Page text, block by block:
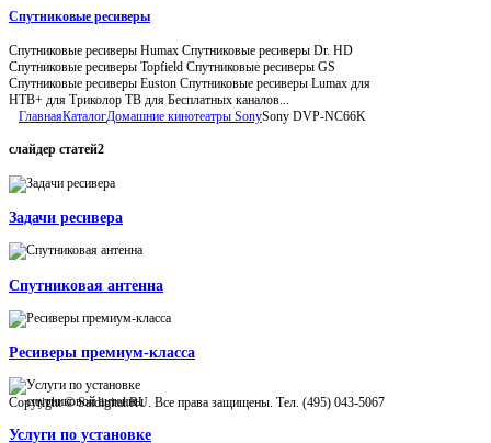
Спутниковые ресиверы
Спутниковые ресиверы Humax Спутниковые ресиверы Dr. HD
Спутниковые ресиверы Topfield Спутниковые ресиверы GS
Спутниковые ресиверы Euston Спутниковые ресиверы Lumax для
НТВ+ для Триколор ТВ для Бесплатных каналов...
ГлавнаяКаталогДомашние кинотеатры SonySony DVP-NC66K
слайдер статей2
Задачи ресивера
Спутниковая антенна
Ресиверы премиум-класса
Услуги по установке
Copyright © Satdigital.RU. Все права защищены. Тел. (495) 043-5067